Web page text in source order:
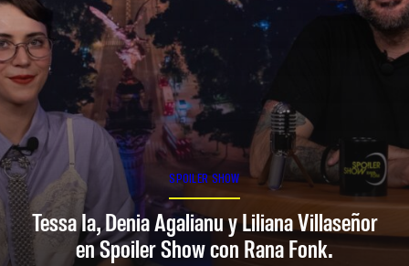
SPOILER SHOW
Tessa Ia, Denia Agalianu y Liliana Villaseñor
en Spoiler Show con Rana Fonk.